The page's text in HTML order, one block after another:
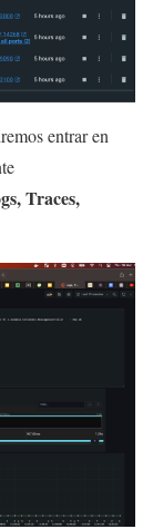
entrar en
Traces,